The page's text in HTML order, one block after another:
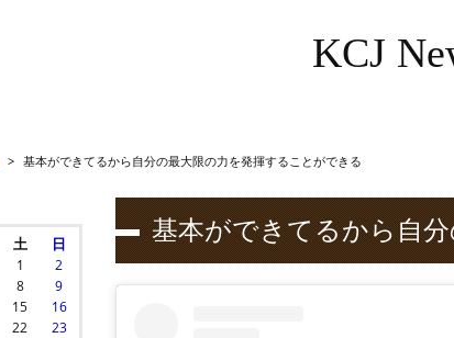
KCJ
> 基本ができてるから自分の最大限の力を発揮することができる
基本ができてるから自
土 日
1
2
8
9
15
16
22
23